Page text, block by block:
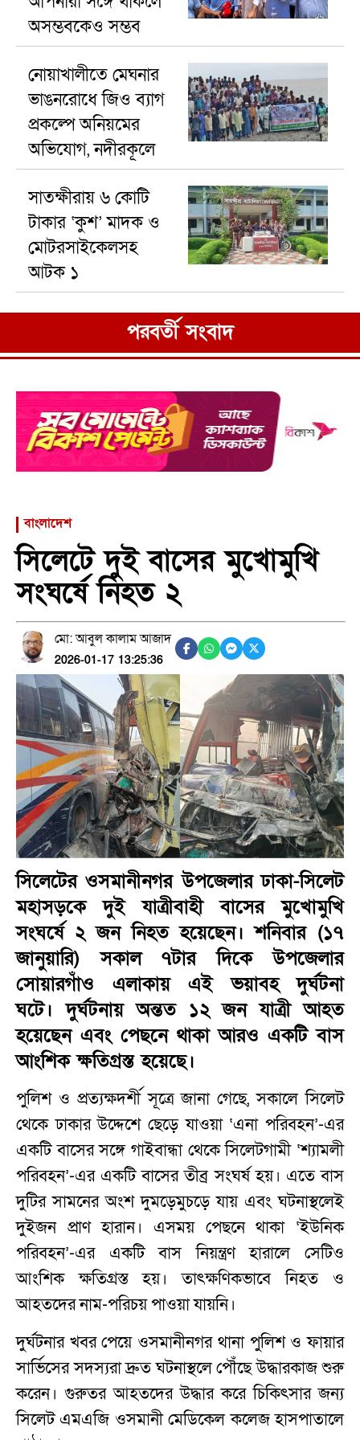
অসম্ভবকেও সম্ভব
করা যায়।
নোয়াখালীতে মেঘনার
ভাঙনরোধে জিও ব্যাগ
প্রকল্পে অনিয়মের
অভিযোগ, নদীরকূলে
এলাকাবাসীর
মানববন্ধন
সাতক্ষীরায় ৬ কোটি
টাকার ‘কুশ’ মাদক ও
মোটরসাইকেলসহ
আটক ১
পরবর্তী সংবাদ
বাংলাদেশ
সিলেটে দুই বাসের মুখোমুখি
সংঘর্ষে নিহত ২
মো: আবুল কালাম আজাদ
2026-01-17 13:25:36
সিলেটের ওসমানীনগর উপজেলার ঢাকা-সিলেট
মহাসড়কে দুই যাত্রীবাহী বাসের মুখোমুখি
সংঘর্ষে ২ জন নিহত হয়েছেন। শনিবার (১৭
জানুয়ারি) সকাল ৭টার দিকে উপজেলার
সোয়ারগাঁও এলাকায় এই ভয়াবহ দুর্ঘটনা
ঘটে। দুর্ঘটনায় অন্তত ১২ জন যাত্রী আহত
হয়েছেন এবং পেছনে থাকা আরও একটি বাস
আংশিক ক্ষতিগ্রস্ত হয়েছে।
পুলিশ ও প্রত্যক্ষদর্শী সূত্রে জানা গেছে, সকালে সিলেট
থেকে ঢাকার উদ্দেশে ছেড়ে যাওয়া ‘এনা পরিবহন’-এর
একটি বাসের সঙ্গে গাইবান্ধা থেকে সিলেটগামী ‘শ্যামলী
পরিবহন’-এর একটি বাসের তীব্র সংঘর্ষ হয়। এতে বাস
দুটির সামনের অংশ দুমড়েমুচড়ে যায় এবং ঘটনাস্থলেই
দুইজন প্রাণ হারান। এসময় পেছনে থাকা ‘ইউনিক
পরিবহন’-এর একটি বাস নিয়ন্ত্রণ হারালে সেটিও
আংশিক ক্ষতিগ্রস্ত হয়। তাৎক্ষণিকভাবে নিহত ও
আহতদের নাম-পরিচয় পাওয়া যায়নি।
দুর্ঘটনার খবর পেয়ে ওসমানীনগর থানা পুলিশ ও ফায়ার
সার্ভিসের সদস্যরা দ্রুত ঘটনাস্থলে পৌঁছে উদ্ধারকাজ শুরু
করেন। গুরুতর আহতদের উদ্ধার করে চিকিৎসার জন্য
সিলেট এমএজি ওসমানী মেডিকেল কলেজ হাসপাতালে